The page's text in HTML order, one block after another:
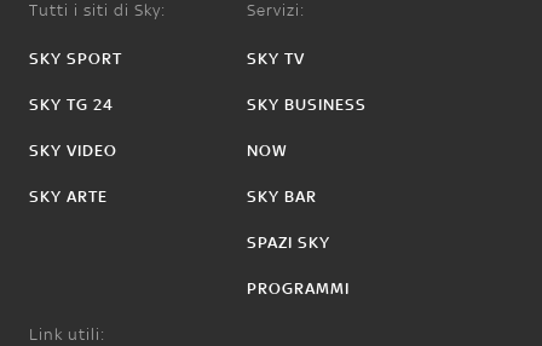
Tutti i siti di Sky:
SKY SPORT
SKY TG 24
SKY VIDEO
SKY ARTE
Servizi:
SKY TV
SKY BUSINESS
NOW
SKY BAR
SPAZI SKY
PROGRAMMI
Link utili: